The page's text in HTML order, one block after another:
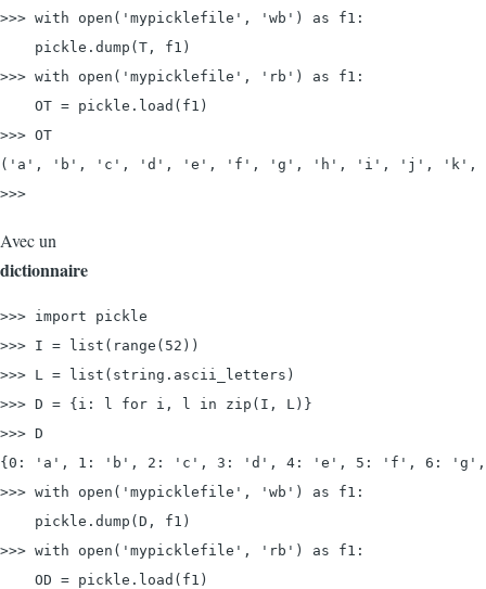
>>> with open('mypicklefile', 'wb') as f1:
    pickle.dump(T, f1)
>>> with open('mypicklefile', 'rb') as f1:
    OT = pickle.load(f1)
>>> OT
('a', 'b', 'c', 'd', 'e', 'f', 'g', 'h', 'i', 'j', 'k',
>>>
Avec un
dictionnaire
>>> import pickle
>>> I = list(range(52))
>>> L = list(string.ascii_letters)
>>> D = {i: l for i, l in zip(I, L)}
>>> D
{0: 'a', 1: 'b', 2: 'c', 3: 'd', 4: 'e', 5: 'f', 6: 'g',
>>> with open('mypicklefile', 'wb') as f1:
    pickle.dump(D, f1)
>>> with open('mypicklefile', 'rb') as f1:
    OD = pickle.load(f1)